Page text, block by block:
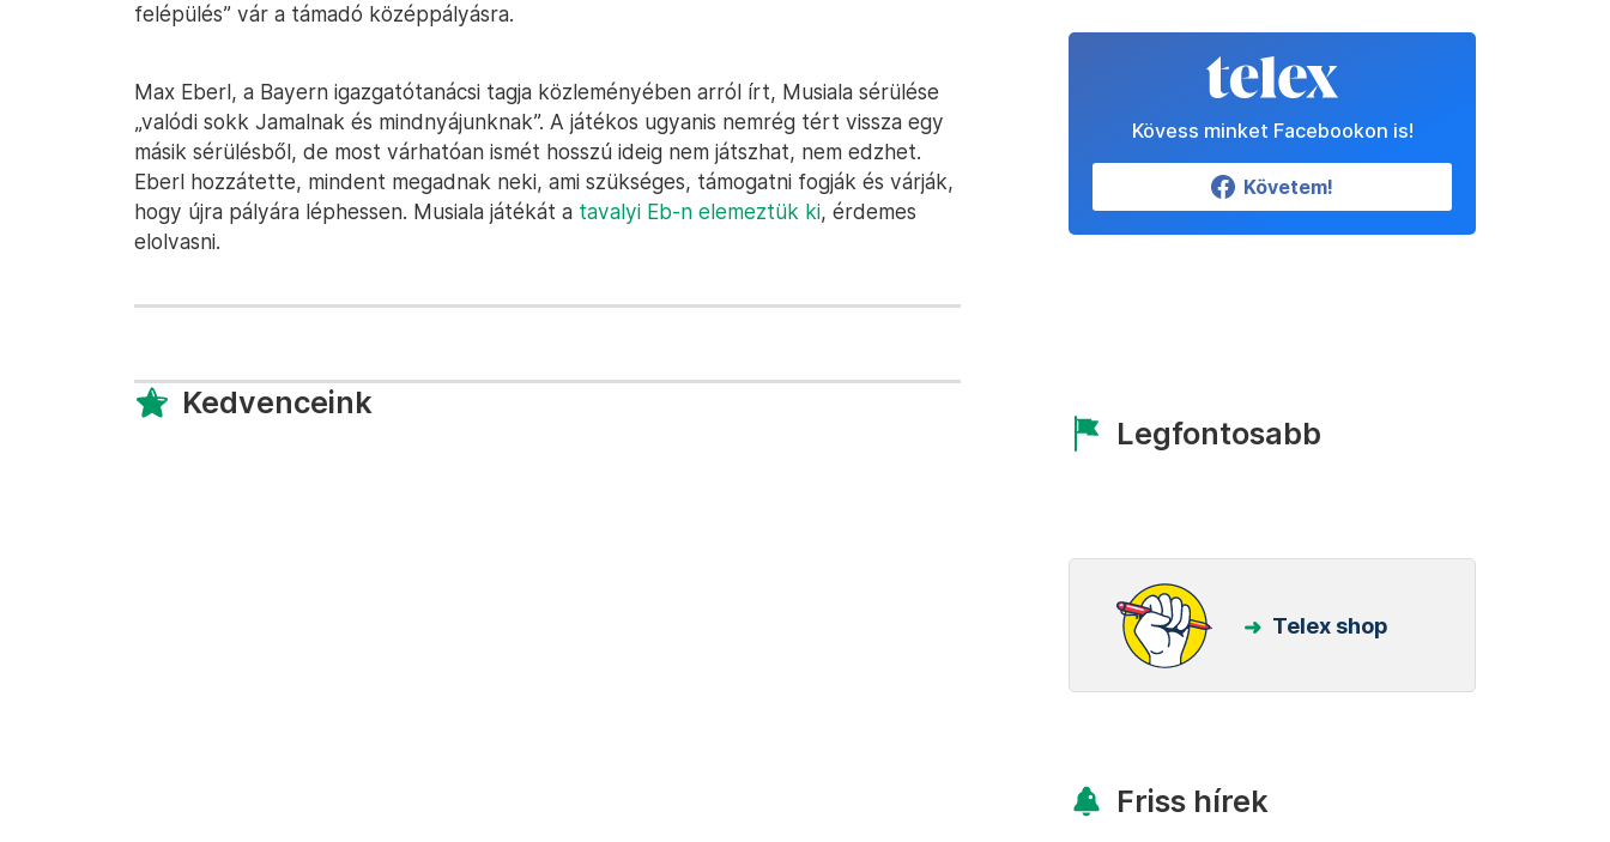
felépülés” vár a támadó középpályásra.
Max Eberl, a Bayern igazgatótanácsi tagja közleményében arról írt, Musiala sérülése
„valódi sokk Jamalnak és mindnyájunknak”. A játékos ugyanis nemrég tért vissza egy
másik sérülésből, de most várhatóan ismét hosszú ideig nem játszhat, nem edzhet.
Eberl hozzátette, mindent megadnak neki, ami szükséges, támogatni fogják és várják,
hogy újra pályára léphessen. Musiala játékát a tavalyi Eb-n elemeztük ki, érdemes
elolvasni.
Kedvenceink
Kövess minket Facebookon is!
Követem!
Legfontosabb
Telex shop
Friss hírek